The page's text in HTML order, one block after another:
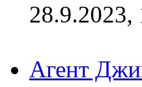
28.9.2023,
Агент